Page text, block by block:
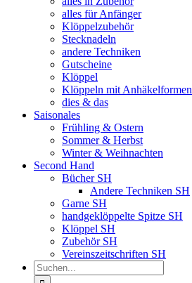
alles für Anfänger
Klöppelzubehör
Stecknadeln
andere Techniken
Gutscheine
Klöppel
Klöppeln mit Anhäkelformen
dies & das
Saisonales
Frühling & Ostern
Sommer & Herbst
Winter & Weihnachten
Second Hand
Bücher SH
Andere Techniken SH
Garne SH
handgeklöppelte Spitze SH
Klöppel SH
Zubehör SH
Vereinszeitschriften SH
Suche
nach: